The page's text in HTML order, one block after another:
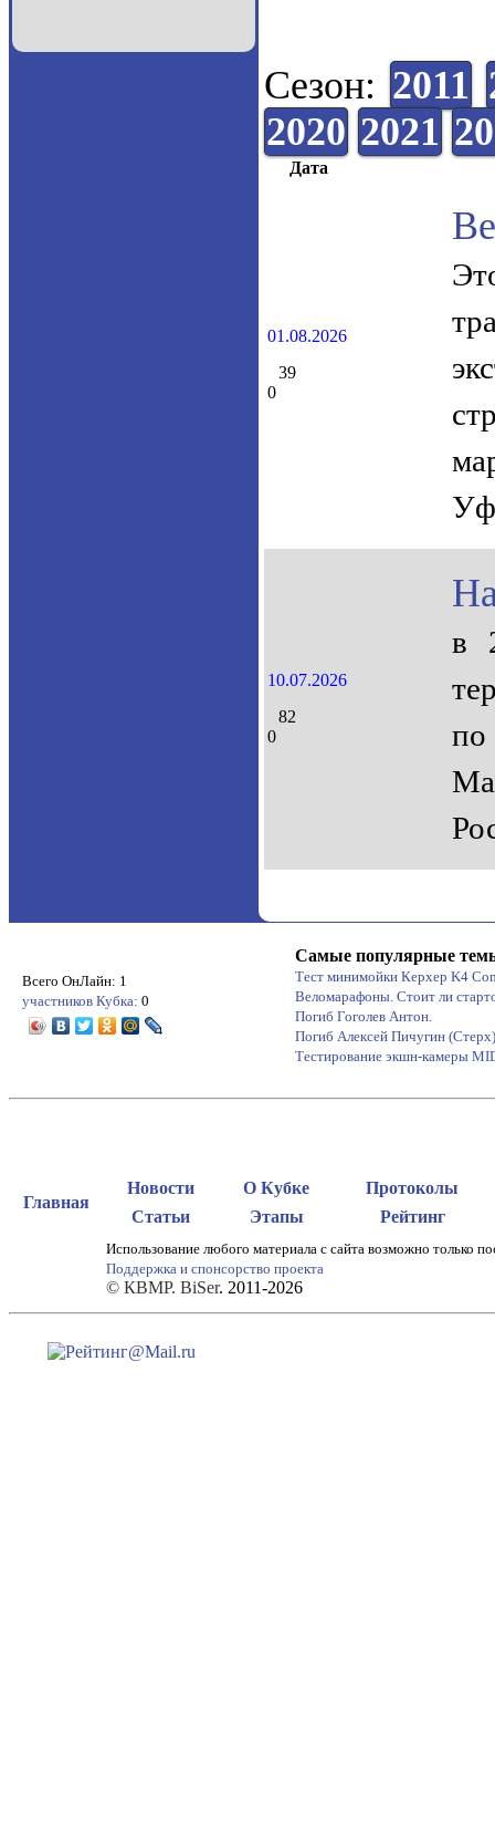
Сезон: 2011
2020 2021
Дата
01.08.2026
39
0
10.07.2026
82
0
в
Всего ОнЛайн: 1
участников Кубка: 0
Самые популярные
Тест минимойки Керхер K4
Веломарафоны. Стоит ли
Погиб Гоголев Антон.
Погиб Алексей Пичугин (Стерх)
Тестирование экшн-камеры
Главная
Новости О Кубке
Протоколы
Статьи
Этапы Рейтинг
Использование любого материала с сайта возможно только
Поддержка и спонсорство проекта
© КВМР. BiSer. 2011-2026